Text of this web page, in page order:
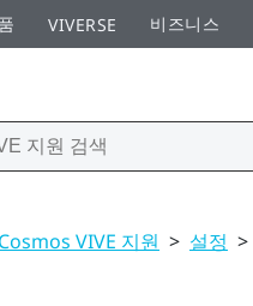
VIVERSE 비즈니스
VIVE 지원 > 설정 >